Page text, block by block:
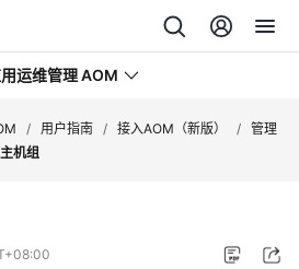
运维管理 AOM
/ 用户指南 / 接入AOM（新版） / 管理
机组